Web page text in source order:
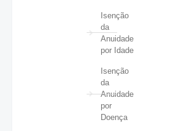
Isenção
da
Anuidade
por Idade
Isenção
da
Anuidade
por
Doença